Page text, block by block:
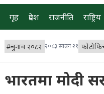
गृह प्रदेश राजनीति राष्ट्रिय
#चुनाव २०८२ २०८३ साउन २१
भारतमा मोदी